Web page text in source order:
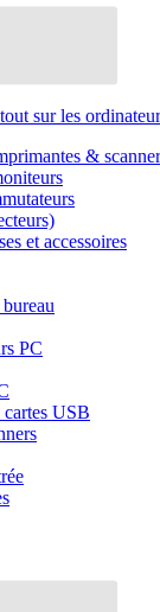
sur les
&
et accessoires
PC
USB